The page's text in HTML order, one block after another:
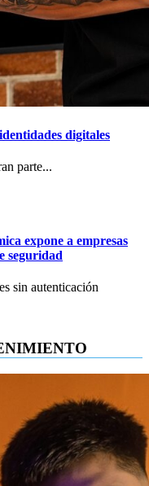
digitales
parte...
expone a empresas
seguridad
sin autenticación